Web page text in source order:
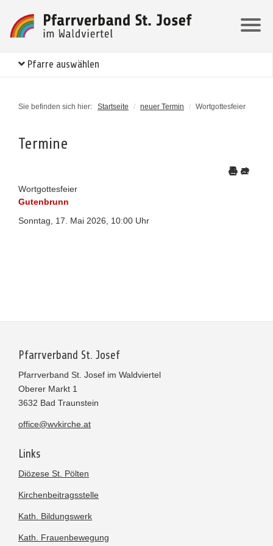
Pfarre auswählen
Sie befinden sich hier: Startseite / neuer Termin / Wortgottesfeier
Termine
Wortgottesfeier
Gutenbrunn
Sonntag, 17. Mai 2026, 10:00 Uhr
Pfarrverband St. Josef
Pfarrverband St. Josef im Waldviertel
Oberer Markt 1
3632 Bad Traunstein
office@wvkirche.at
Links
Diözese St. Pölten
Kirchenbeitragsstelle
Kath. Bildungswerk
Kath. Frauenbewegung